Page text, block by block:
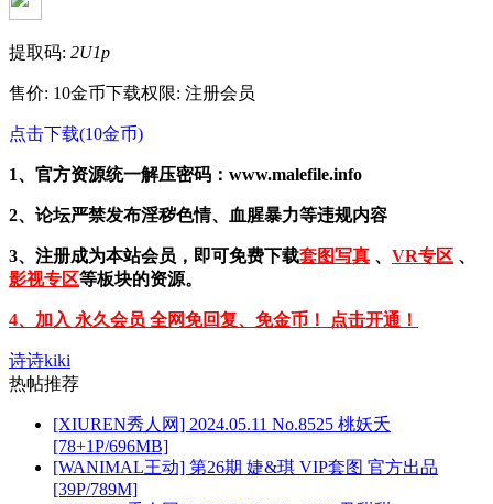
提取码: 2U1p
售价: 10金币下载权限: 注册会员
点击下载(10金币)
1、官方资源统一解压密码：www.malefile.info
2、论坛严禁发布淫秽色情、血腥暴力等违规内容
3、注册成为本站会员，即可免费下载套图写真 、 VR专区 、
影视专区等板块的资源。
4、加入 永久会员 全网免回复、免金币！ 点击开通！
诗诗kiki
热帖推荐
[XIUREN秀人网] 2024.05.11 No.8525 桃妖夭
[78+1P/696MB]
[WANIMAL王动] 第26期 婕&琪 VIP套图 官方出品
[39P/789M]